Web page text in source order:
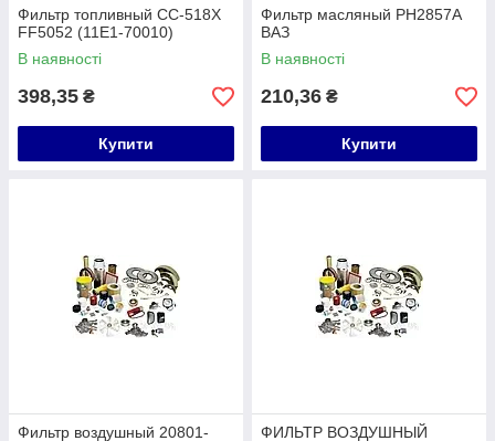
Фильтр топливный CC-518X
FF5052 (11E1-70010)
В наявності
398,35 ₴
Купити
Фильтр масляный PH2857A
ВАЗ
В наявності
210,36 ₴
Купити
Фильтр воздушный 20801-
ФИЛЬТР ВОЗДУШНЫЙ